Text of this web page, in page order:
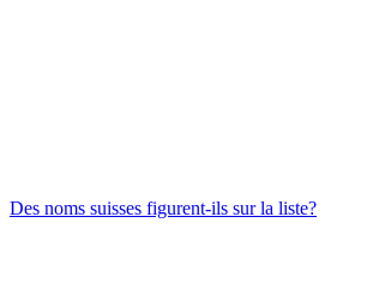
Des noms suisses figurent-ils sur la liste?